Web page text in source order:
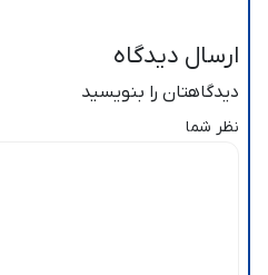
ارسال دیدگاه
دیدگاهتان را بنویسید
نظر شما